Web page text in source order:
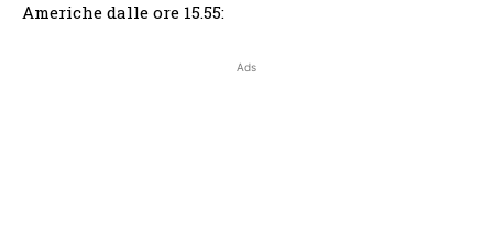
Americhe dalle ore 15.55:
Ads